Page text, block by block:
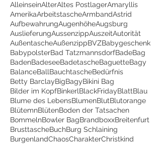
AlleinseinAlterAltes PostlagerAmaryllis
AmerikaArbeitstascheArmbandAstrid
AufbewahrungAugenhöheAugsburg
AuslieferungAussenzippAuszeitAutorität
AußentascheAußenzippBVZBabygeschenk
BabypolsterBad TatzmannsdorfBadeBag
BadenBadeseeBadetascheBaguetteBagy
BalanceBallBauchtascheBedürfnis
Betty BarclayBigBagyBikini Bag
Bilder im KopfBinkerlBlackFridayBlattBlau
Blume des LebensBlumenBlutBlutorange
BlütemnBlütenBoden der Tatsachen
BommelnBowler BagBrandboxxBreitenfurt
BrusttascheBuchBurg Schlaining
BurgenlandChaosCharakterChristkind